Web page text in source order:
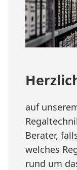
auf
Berater,
welches
rund um